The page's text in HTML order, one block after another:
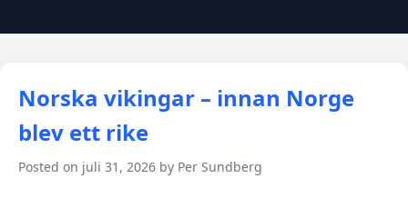
Norska vikingar – innan Norge
blev ett rike
Posted on juli 31, 2026 by Per Sundberg